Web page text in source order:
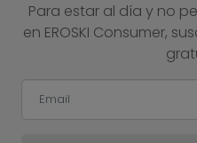
Para estar al día y no
en EROSKI Consumer,